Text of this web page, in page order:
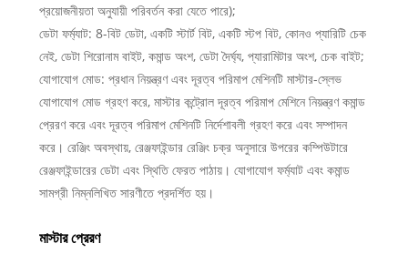
প্রয়োজনীয়তা অনুযায়ী পরিবর্তন করা যেতে পারে);
ডেটা ফর্ম্যাট: 8-বিট ডেটা, একটি স্টার্ট বিট, একটি স্টপ বিট, কোনও প্যারিটি চেক
নেই, ডেটা শিরোনাম বাইট, কমান্ড অংশ, ডেটা দৈর্ঘ্য, প্যারামিটার অংশ, চেক বাইট;
যোগাযোগ মোড: প্রধান নিয়ন্ত্রণ এবং দূরত্ব পরিমাপ মেশিনটি মাস্টার-স্লেভ
যোগাযোগ মোড গ্রহণ করে, মাস্টার কন্ট্রোল দূরত্ব পরিমাপ মেশিনে নিয়ন্ত্রণ কমান্ড
প্রেরণ করে এবং দূরত্ব পরিমাপ মেশিনটি নির্দেশাবলী গ্রহণ করে এবং সম্পাদন
করে। রেঞ্জিং অবস্থায়, রেঞ্জফাইন্ডার রেঞ্জিং চক্র অনুসারে উপরের কম্পিউটারে
রেঞ্জফাইন্ডারের ডেটা এবং স্থিতি ফেরত পাঠায়। যোগাযোগ ফর্ম্যাট এবং কমান্ড
সামগ্রী নিম্নলিখিত সারণীতে প্রদর্শিত হয়।
মাস্টার প্রেরণ